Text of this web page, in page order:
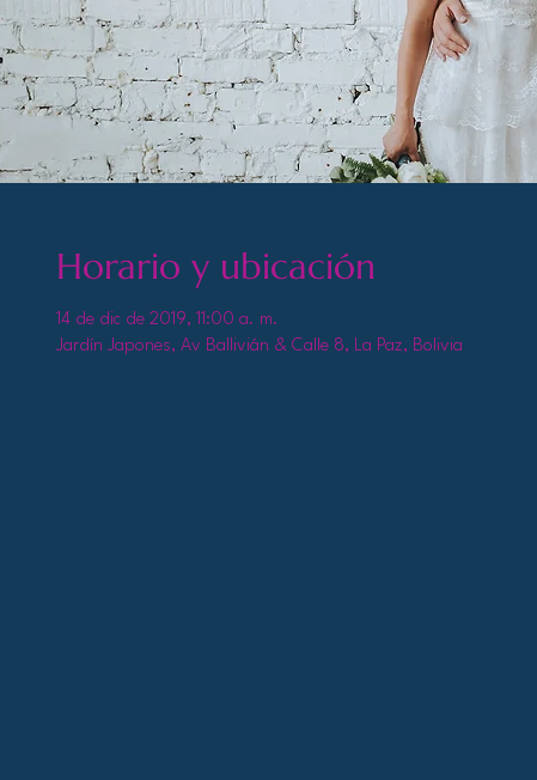
Horario y ubicación
14 de dic de 2019, 11:00 a. m.
Jardín Japones, Av Ballivián & Calle 8, La Paz, Bolivia